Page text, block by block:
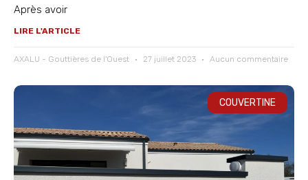
Après avoir
LIRE L'ARTICLE
AXALU - Gouttières de l'Ouest 27 juillet 2023 Aucun commentaire
COUVERTINE